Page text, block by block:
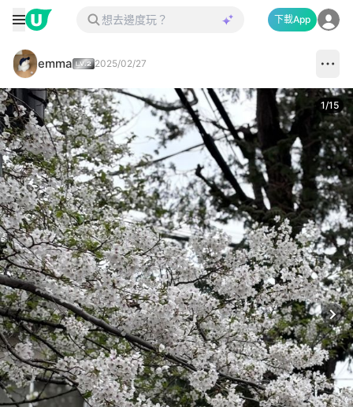
下載App
emma 2025/02/27
1/15